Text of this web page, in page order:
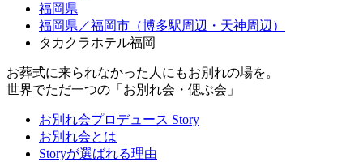
福岡県
福岡県／福岡市（博多駅周辺・天神周辺）
タカクラホテル福岡
お葬式に来られなかった人にもお別れの場を。
世界でただ一つの「お別れ会・偲ぶ会」
お別れ会プロデュース Story
お別れ会とは
Storyが選ばれる理由